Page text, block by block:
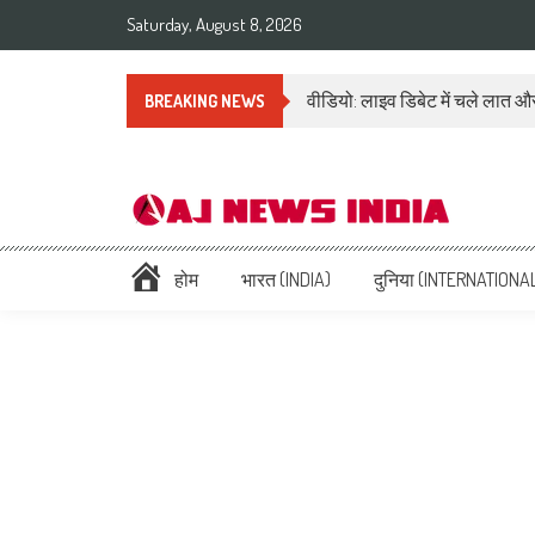
Saturday, August 8, 2026
BREAKING NEWS वीडियो: लाइव डिबेट में चले लात
AAJ News India – Hindi
Hindi News: हिन्दी समाचार (Hindi News), Latest इंडिया न्यूज़
होम भारत (INDIA) दुनिया